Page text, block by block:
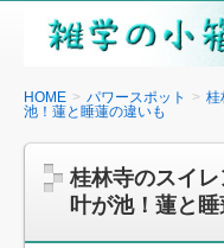
雑
の
箱
HOME パワースポット
桂
池！蓮と睡蓮の違いも
桂林寺のスイ
叶が池！蓮と